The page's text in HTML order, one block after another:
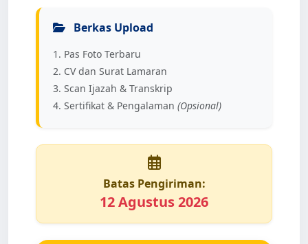
Berkas Upload
Pas Foto Terbaru
CV dan Surat Lamaran
Scan Ijazah & Transkrip
Sertifikat & Pengalaman (Opsional)
Batas Pengiriman:
12 Agustus 2026